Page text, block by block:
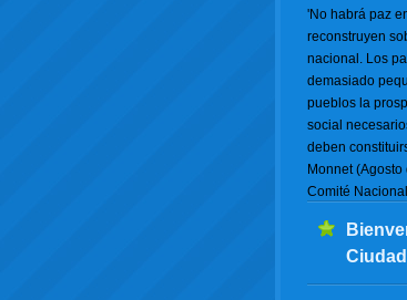
'No habrá paz
reconstruyen
nacional. Los
demasiado
pueblos la
social
deben
Monnet (Agosto
Comité